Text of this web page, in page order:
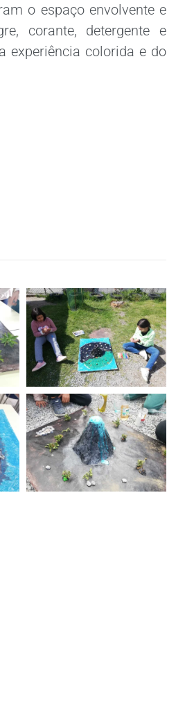
o espaço envolvente e
corante, detergente e
experiência colorida e do
ZOOM
ZOOM